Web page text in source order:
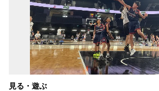
見る・遊ぶ